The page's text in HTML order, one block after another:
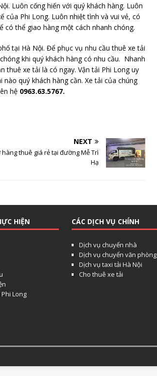
Luôn cống hiến với quý khách hàng. Luôn
của Phi Long. Luôn nhiệt tình và vui vẻ, có
thể giao hàng một cách nhanh chóng.
tại Hà Nội. Để phục vụ nhu cầu thuê xe tải
khi quý khách hàng có nhu cầu. Nhanh
thuê xe tải là có ngay. Vận tải Phi Long uy
quý khách hàng cần. Xe tải của chúng
hệ 0963.63.5767.
NEXT
hàng thuê giá rẻ tại đường Mễ Trì
Hạ
HIỆN
Long
CÁC DỊCH VỤ CHÍNH
Dịch vụ chuyển nhà
Dịch vụ chuyển văn phòng
Dịch vụ taxi tải Hà Nội
Cho thuê xe tải